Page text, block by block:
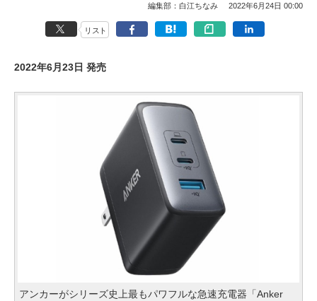
編集部：白江ちなみ 2022年6月24日 00:00
リスト
2022年6月23日 発売
アンカーがシリーズ史上最もパワフルな急速充電器「Anker